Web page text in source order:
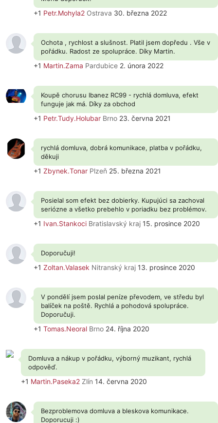
+1 Petr.Mohyla2 Ostrava 30. března 2022
Ochota , rychlost a slušnost. Platil jsem dopředu . Vše v
pořádku. Radost ze spolupráce. Díky Martin.
+1 Martin.Zama Pardubice 2. února 2022
Koupě chorusu Ibanez RC99 - rychlá domluva, efekt
funguje jak má. Díky za obchod
+1 Petr.Tudy.Holubar Brno 23. června 2021
rychlá domluva, dobrá komunikace, platba v pořádku,
děkuji
+1 Zbynek.Tonar Plzeň 25. března 2021
Posielal som efekt bez dobierky. Kupujúci sa zachoval
seriózne a všetko prebehlo v poriadku bez problémov.
+1 Ivan.Stankoci Bratislavský kraj 15. prosince 2020
Doporučuji!
+1 Zoltan.Valasek Nitranský kraj 13. prosince 2020
V pondělí jsem poslal peníze převodem, ve středu byl
balíček na poště. Rychlá a pohodová spolupráce.
Doporučuji.
+1 Tomas.Neoral Brno 24. října 2020
Domluva a nákup v pořádku, výborný muzikant, rychlá
odpověď.
+1 Martin.Paseka2 Zlín 14. června 2020
Bezproblemova domluva a bleskova komunikace.
Doporucuji :)